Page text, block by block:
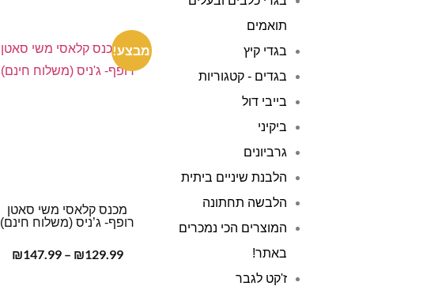
תואמים
בגדי קיץ
בגדים - קטגוריות
בייבי דול
ביקיני
גרביונים
הלבנת שיניים ביתית
הלבשה תחתונה
המוצרים הכי נמכרים
באתר!
ז'קט לגבר
מבצע!
מכנס קלאסי משי סאטן
רופף- ג’ניס (משלוח חינם)
₪129.99
–
₪147.99